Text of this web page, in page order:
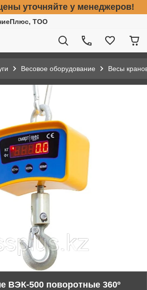
уточняйте у менеджеров!
ТОО
Весовое оборудование Весы
ВЭК-500 поворотные 360º